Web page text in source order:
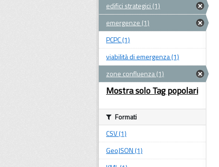
edifici strategici (1)
emergenze (1)
PCPC (1)
viabilità di emergenza (1)
zone confluenza (1)
Mostra solo Tag popolari
Formati
CSV (1)
GeoJSON (1)